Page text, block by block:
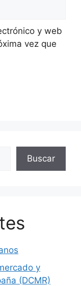
y web
vez que
Buscar
y
(DCMR)